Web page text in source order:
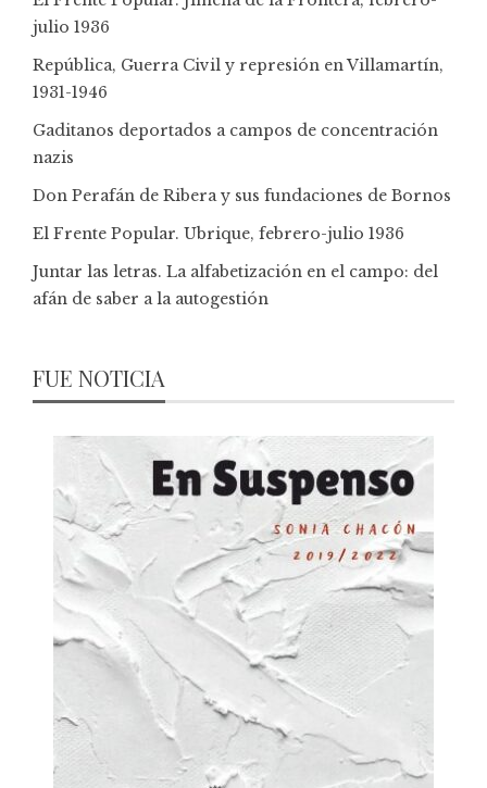
julio 1936
República, Guerra Civil y represión en Villamartín,
1931-1946
Gaditanos deportados a campos de concentración
nazis
Don Perafán de Ribera y sus fundaciones de Bornos
El Frente Popular. Ubrique, febrero-julio 1936
Juntar las letras. La alfabetización en el campo: del
afán de saber a la autogestión
FUE NOTICIA